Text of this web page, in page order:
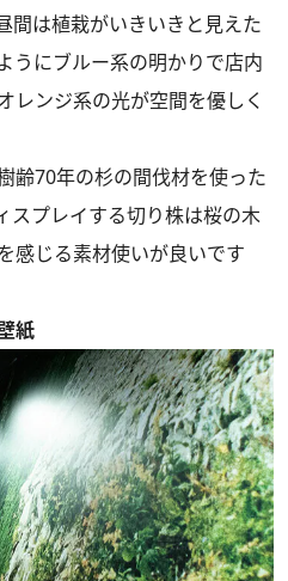
間は植栽がいきいきと見えた
うにブルー系の明かりで店内
レンジ系の光が空間を優しく
齢70年の杉の間伐材を使った
スプレイする切り株は桜の木
感じる素材使いが良いです
紙